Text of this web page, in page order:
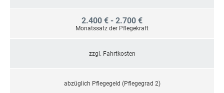
2.400 € - 2.700 €
Monatssatz der Pflegekraft
zzgl. Fahrtkosten
abzüglich Pflegegeld (Pflegegrad 2)